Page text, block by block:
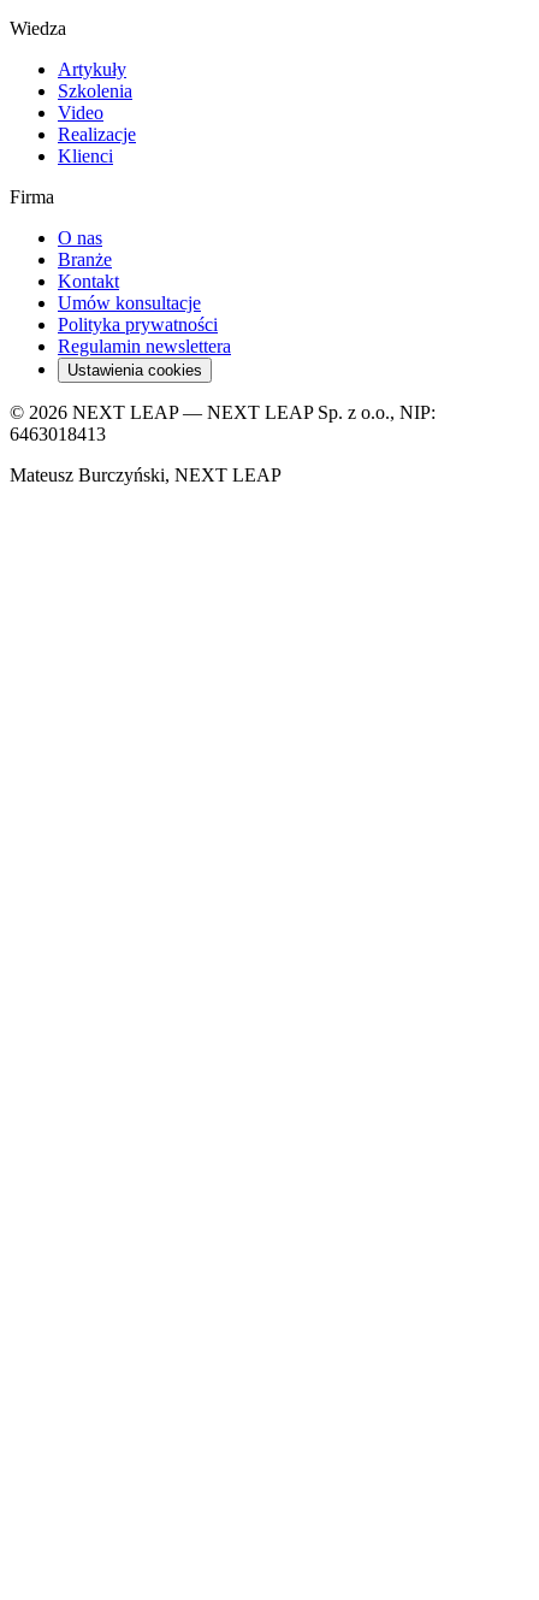
Wiedza
Artykuły
Szkolenia
Video
Realizacje
Klienci
Firma
O nas
Branże
Kontakt
Umów konsultacje
Polityka prywatności
Regulamin newslettera
Ustawienia cookies
© 2026 NEXT LEAP — NEXT LEAP Sp. z o.o., NIP:
6463018413
Mateusz Burczyński, NEXT LEAP